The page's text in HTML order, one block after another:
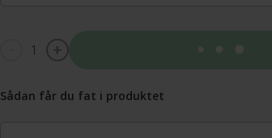
1
Sådan får du fat i produktet